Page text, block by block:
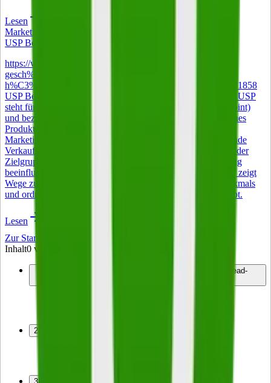
Lesen
Marketing
USP Bedeutung – was ein Alleinstellungsmerkmal ausmacht
https://www.istockphoto.com/de/foto/gl%C3%BCckliche-
gesch%C3%A4ftsfrau-mittleren-alters-managerin-beim-
h%C3%A4ndesch%C3%BCtteln-bei-gm2004890520-560421858
USP Bedeutung – was ein Alleinstellungsmerkmal ausmacht USP
steht für Unique Selling Proposition (auch Unique Selling Point)
und bezeichnet im Deutschen das Alleinstellungsmerkmal eines
Produkts, einer Dienstleistung oder eines Unternehmens. Im
Marketing ist der Begriff zentral: Gemeint ist das entscheidende
Verkaufsversprechen, das ein Angebot in der Wahrnehmung der
Zielgruppe unverwechselbar macht und die Kaufentscheidung
beeinflusst. Der folgende Artikel erklärt die USP Bedeutung, zeigt
Wege zur Entwicklung eines belastbaren Alleinstellungsmerkmals
und ordnet ein, warum das Konzept auch 2026 relevant bleibt.
Lesen
Zur Startseite
Inhalt0 von
Das Quiz, ein regelmäßig unterschätztes Tool zur Lead-
2